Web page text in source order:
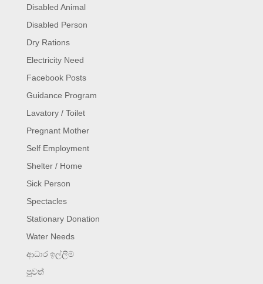
Disabled Animal
Disabled Person
Dry Rations
Electricity Need
Facebook Posts
Guidance Program
Lavatory / Toilet
Pregnant Mother
Self Employment
Shelter / Home
Sick Person
Spectacles
Stationary Donation
Water Needs
ආධාර ඉල්ලීම්
පුවත්